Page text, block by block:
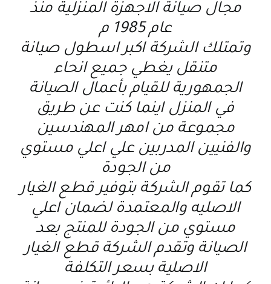
مجال صيانة الاجهزة المنزلية منذ
عام 1985 م
وتمتلك الشركة اكبر اسطول صيانة
متنقل يغطي جميع انحاء
الجمهورية للقيام بأعمال الصيانة
في المنزل اينما كنت عن طريق
مجموعة من امهر المهندسين
والفنيين المدربين علي اعلي مستوي
من الجودة
كما تقوم الشركة بتوفير قطع الغيار
الاصليه والمعتمدة لضمان اعلي
مستوي من الجودة للمنتج بعد
الصيانة وتقدم الشركة قطع الغيار
الاصلية بسعر التكلفة